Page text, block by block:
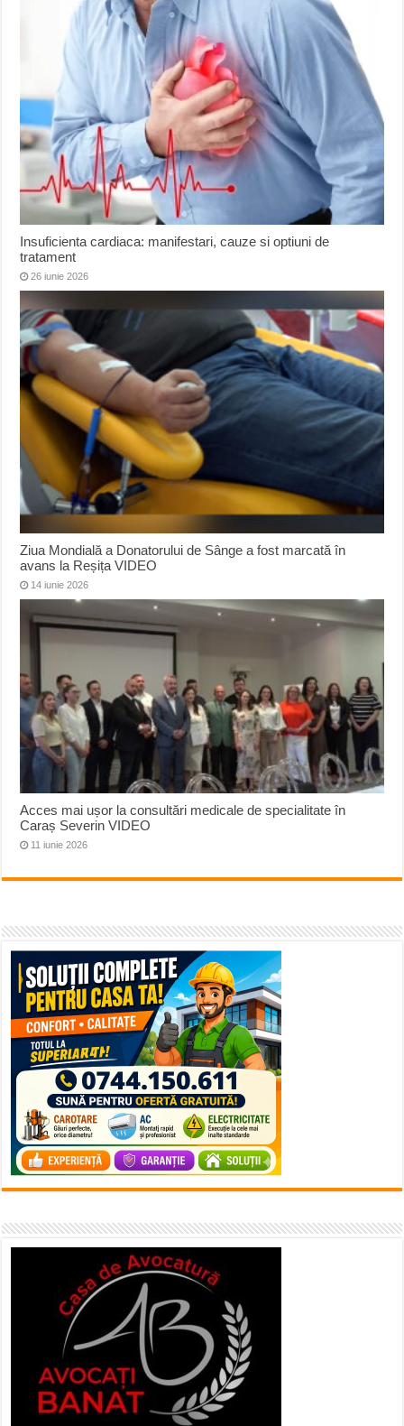
Insuficienta cardiaca: manifestari, cauze si optiuni de
tratament
26 iunie 2026
Ziua Mondială a Donatorului de Sânge a fost marcată în
avans la Reșița VIDEO
14 iunie 2026
Acces mai ușor la consultări medicale de specialitate în
Caraș Severin VIDEO
11 iunie 2026